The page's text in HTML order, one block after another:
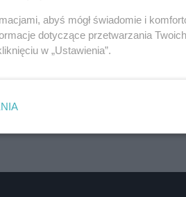
abyś mógł świadomie i
dotyczące przetwarzania
w „Ustawienia”.